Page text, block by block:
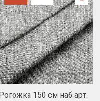
Рогожка 150 см наб арт.